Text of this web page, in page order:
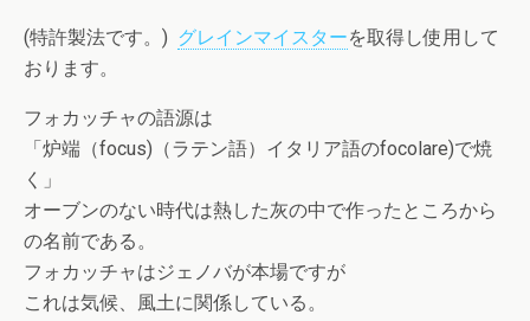
(特許製法です。) グレインマイスターを取得し使用して
おります。
フォカッチャの語源は
「炉端（focus)（ラテン語）イタリア語のfocolare)で焼
く」
オーブンのない時代は熱した灰の中で作ったところから
の名前である。
フォカッチャはジェノバが本場ですが
これは気候、風土に関係している。